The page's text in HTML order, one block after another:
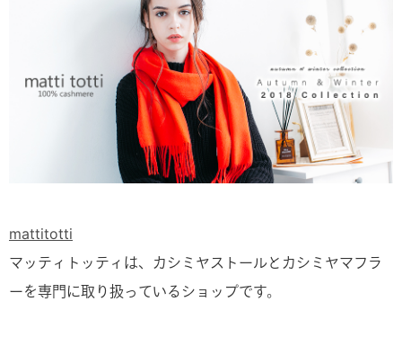
mattitotti
マッティトッティは、カシミヤストールとカシミヤマフラ
ーを専門に取り扱っているショップです。